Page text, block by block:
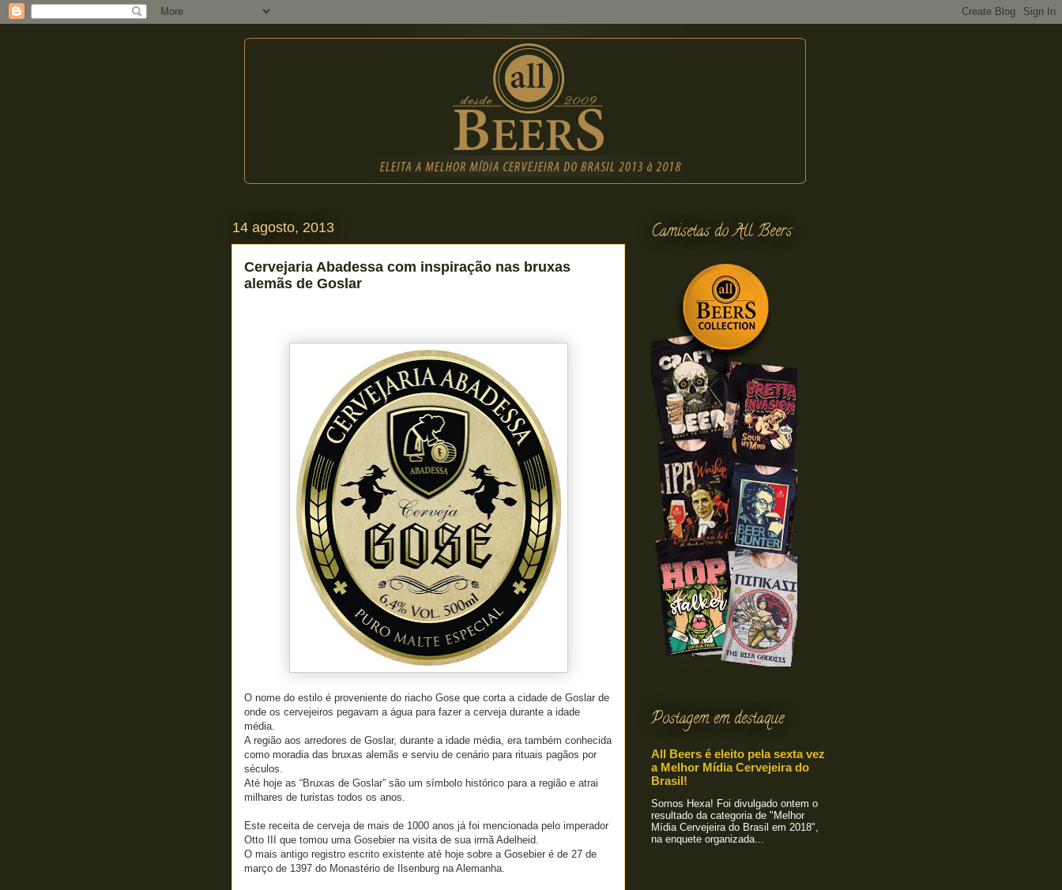
14 agosto, 2013
Cervejaria Abadessa com inspiração nas bruxas
alemãs de Goslar
O nome do estilo é proveniente do riacho Gose que corta a cidade de Goslar de
onde os cervejeiros pegavam a água para fazer a cerveja durante a idade
média.
A região aos arredores de Goslar, durante a idade média, era também conhecida
como moradia das bruxas alemãs e serviu de cenário para rituais pagãos por
séculos.
Até hoje as “Bruxas de Goslar” são um símbolo histórico para a região e atrai
milhares de turistas todos os anos.
Este receita de cerveja de mais de 1000 anos já foi mencionada pelo imperador
Otto III que tomou uma Gosebier na visita de sua irmã Adelheid.
O mais antigo registro escrito existente até hoje sobre a Gosebier é de 27 de
março de 1397 do Monastério de Ilsenburg na Alemanha.
Camisetas do All Beers
Postagem em destaque
All Beers é eleito pela sexta vez
a Melhor Mídia Cervejeira do
Brasil!
Somos Hexa! Foi divulgado ontem o
resultado da categoria de "Melhor
Mídia Cervejeira do Brasil em 2018",
na enquete organizada...